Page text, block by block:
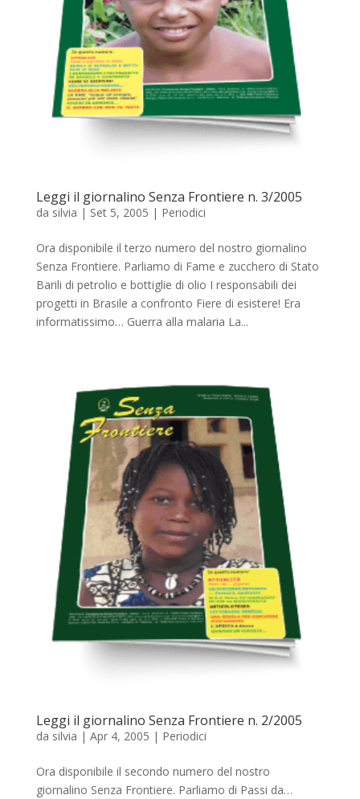
Leggi il giornalino Senza Frontiere n. 3/2005
da silvia | Set 5, 2005 | Periodici
Ora disponibile il terzo numero del nostro giornalino
Senza Frontiere. Parliamo di Fame e zucchero di Stato
Barili di petrolio e bottiglie di olio I responsabili dei
progetti in Brasile a confronto Fiere di esistere! Era
informatissimo… Guerra alla malaria La...
Leggi il giornalino Senza Frontiere n. 2/2005
da silvia | Apr 4, 2005 | Periodici
Ora disponibile il secondo numero del nostro
giornalino Senza Frontiere. Parliamo di Passi da…